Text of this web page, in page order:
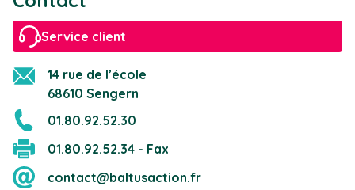
Service client
14 rue de l’école
68610 Sengern
01.80.92.52.30
01.80.92.52.34 - Fax
contact@baltusaction.fr